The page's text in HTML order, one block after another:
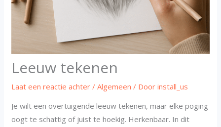
Leeuw tekenen
Laat een reactie achter /Algemeen / Doorinstall_us
Je wilt een overtuigende leeuw tekenen, maar elke poging
oogt te schattig of juist te hoekig. Herkenbaar. In dit